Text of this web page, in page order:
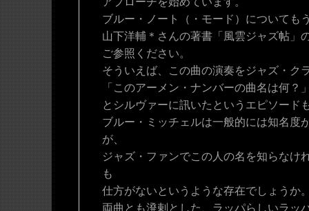
ブルー・ノート（・モード）についても
山下洋輔＊さんの著書「風雲ジャズ帖」
ご参照ください。
そういえば、この曲の演奏をジャズ・ク
「このアーメン・ナンバーの曲名は何？
とシルヴァーに訊いたというエピソード
ブルー・ミッチェルは一般的には知名度
が、
ジャズ・ファンでこの人の名を知らなけ
も
仕方がないというような存在でしょうか
両曲とも溌剌とした、ラッパらしいラッ